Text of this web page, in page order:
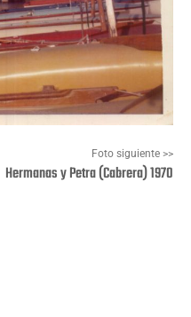
Foto siguiente >>
Hermanas y Petra (Cabrera) 1970